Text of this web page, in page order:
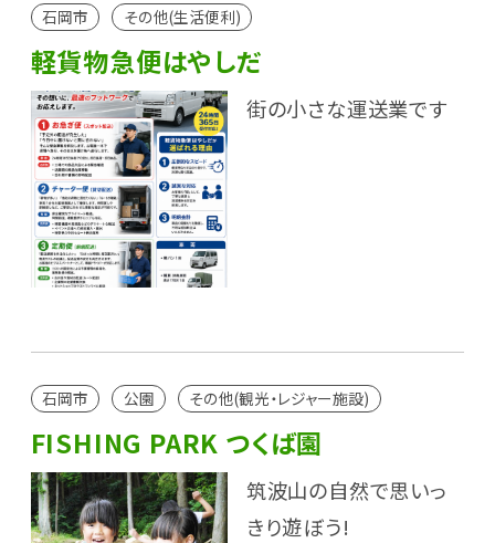
石岡市 その他(生活便利)
軽貨物急便はやしだ
街の小さな運送業です
石岡市 公園 その他(観光・レジャー施設)
FISHING PARK つくば園
筑波山の自然で思いっ
きり遊ぼう!